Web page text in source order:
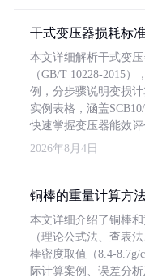
干式变压器损耗标
本文详细解析干式变
（GB/T 10228-2015
例，分步骤说明变损
实例表格，涵盖
快速掌握变压器能效评
2026年8月4日
铜棒的重量计算方
本文详细介绍了铜棒
（理论公式法、查表
棒密度取值（8.4-8.7g/
际计算案例、误差分